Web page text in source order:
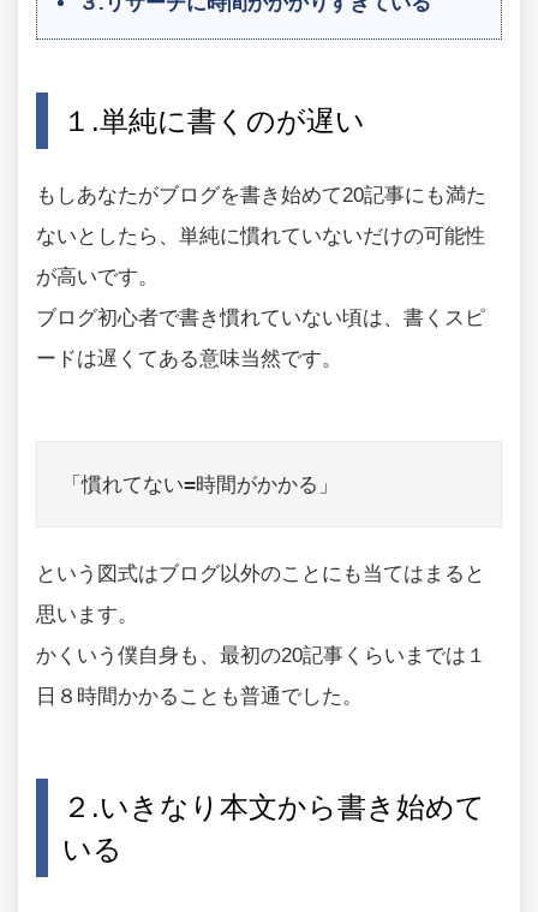
１.単純に書くのが遅い
もしあなたがブログを書き始めて20記事にも満た
ないとしたら、単純に慣れていないだけの可能性
が高いです。
ブログ初心者で書き慣れていない頃は、書くスピ
ードは遅くてある意味当然です。
「慣れてない=時間がかかる」
という図式はブログ以外のことにも当てはまると
思います。
かくいう僕自身も、最初の20記事くらいまでは１
日８時間かかることも普通でした。
２.いきなり本文から書き始めて
いる